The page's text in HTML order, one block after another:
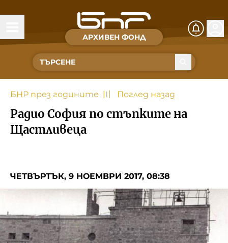
АРХИВЕН ФОНД
Времена и хора
Култура
Музика
Спорт
Съвет за електронни медии
БНР Новини
Детското.БНР
БНР през годините 〣 Поглед назад
Радио София по стъпките на
Щастливеца
ЧЕТВЪРТЪК, 9 НОЕМВРИ 2017, 08:38